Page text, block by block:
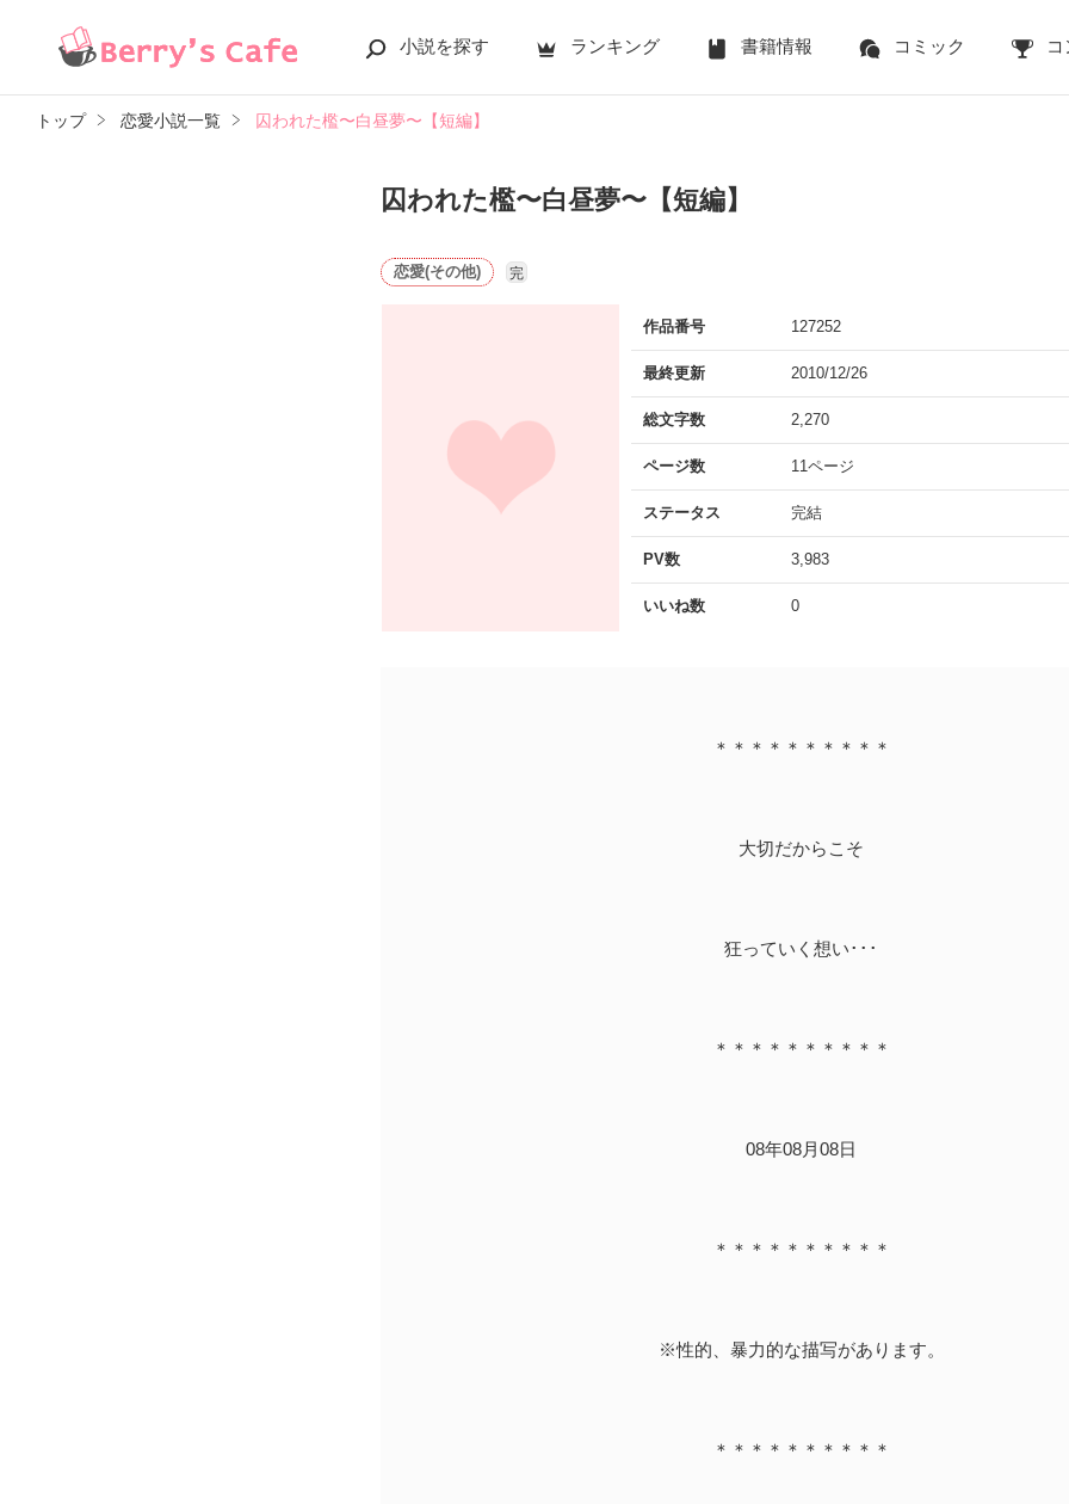
小説を探す ランキング 書籍情報 コミック コ
トップ 恋愛小説一覧 囚われた檻〜白昼夢〜【短編】
囚われた檻〜白昼夢〜【短編】
恋愛(その他) 完
作品番号 127252
最終更新 2010/12/26
総文字数 2,270
ページ数 11ページ
ステータス 完結
PV数 3,983
いいね数 0
＊＊＊＊＊＊＊＊＊＊
大切だからこそ
狂っていく想い･･･
＊＊＊＊＊＊＊＊＊＊
08年08月08日
＊＊＊＊＊＊＊＊＊＊
※性的、暴力的な描写があります。
＊＊＊＊＊＊＊＊＊＊